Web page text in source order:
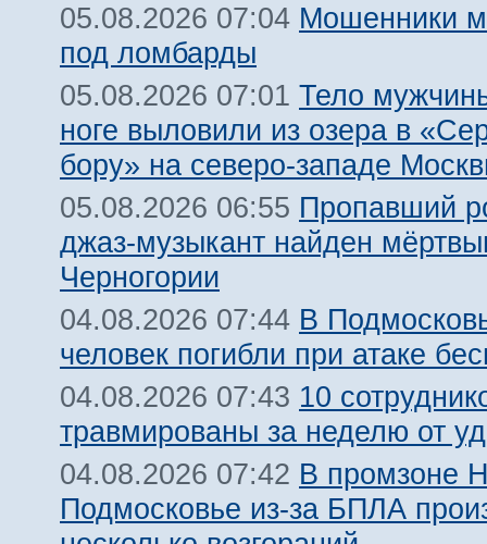
05.08.2026 07:04 Мошенники
под ломбарды
05.08.2026 07:01 Тело
ноге выловили из озера в
бору» на северо-западе
05.08.2026 06:55 Пропавший
джаз-музыкант найден
Черногории
04.08.2026 07:44 В
человек погибли при атаке
04.08.2026 07:43 10
травмированы за неделю от
04.08.2026 07:42 В промзоне
Подмосковье из-за БПЛА